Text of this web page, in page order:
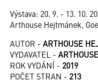
Výstava: 20. 9. - 13. 10.
Arthouse Hejtmánek,
AUTOR - ARTHOUSE
VYDAVATEL -
ROK VYDÁNÍ - 2019
POČET STRAN - 213